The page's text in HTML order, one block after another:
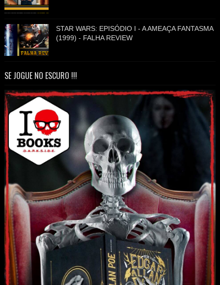
STAR WARS: EPISÓDIO I - A AMEAÇA FANTASMA
(1999) - FALHA REVIEW
SE JOGUE NO ESCURO !!!